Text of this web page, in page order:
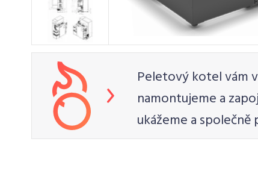
Peletový kotel vám
namontujeme a
ukážeme a